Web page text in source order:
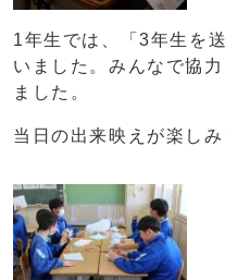
1年生では、「3年生を
いました。みんなで協
ました。
当日の出来映えが楽しみ